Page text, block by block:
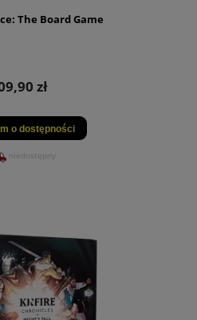
The Board Game
zł
o dostępności
niedostępny